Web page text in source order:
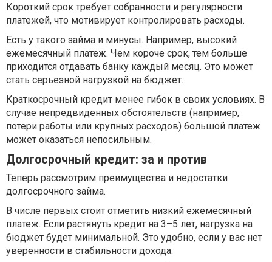
Короткий срок требует собранности и регулярности
платежей, что мотивирует контролировать расходы.
Есть у такого займа и минусы. Например, высокий
ежемесячный платеж. Чем короче срок, тем больше
приходится отдавать банку каждый месяц. Это может
стать серьезной нагрузкой на бюджет.
Краткосрочный кредит менее гибок в своих условиях. В
случае непредвиденных обстоятельств (например,
потери работы или крупных расходов) большой платеж
может оказаться непосильным.
Долгосрочный кредит: за и против
Теперь рассмотрим преимущества и недостатки
долгосрочного займа.
В числе первых стоит отметить низкий ежемесячный
платеж. Если растянуть кредит на 3–5 лет, нагрузка на
бюджет будет минимальной. Это удобно, если у вас нет
уверенности в стабильности дохода.